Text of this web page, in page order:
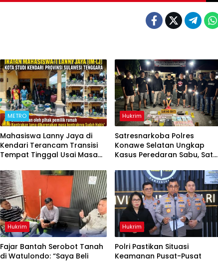
METRO
Mahasiswa Lanny Jaya di
Kendari Terancam Transisi
Tempat Tinggal Usai Masa
Hukrim
Satresnarkoba Polres
Konawe Selatan Ungkap
Kasus Peredaran Sabu, Satu
Diamankan
Hukrim
‎Fajar Bantah Serobot Tanah
di Watulondo: “Saya Beli
Hukrim
Polri Pastikan Situasi
Keamanan Pusat-Pusat